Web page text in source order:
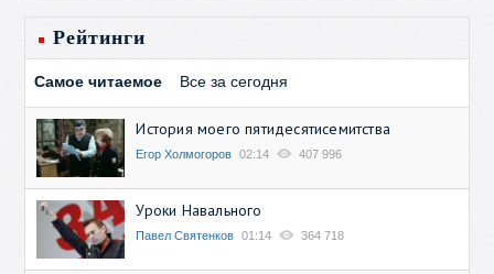
Рейтинги
Самое читаемое Все за сегодня
История моего пятидесятисемитства
Егор Холмогоров 02:14 407 996
Уроки Навального
Павел Святенков 01:14 364 718